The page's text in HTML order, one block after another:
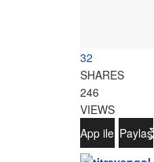
32
SHARES
246
VIEWS
WhatsApp ile Gönder
Paylaş